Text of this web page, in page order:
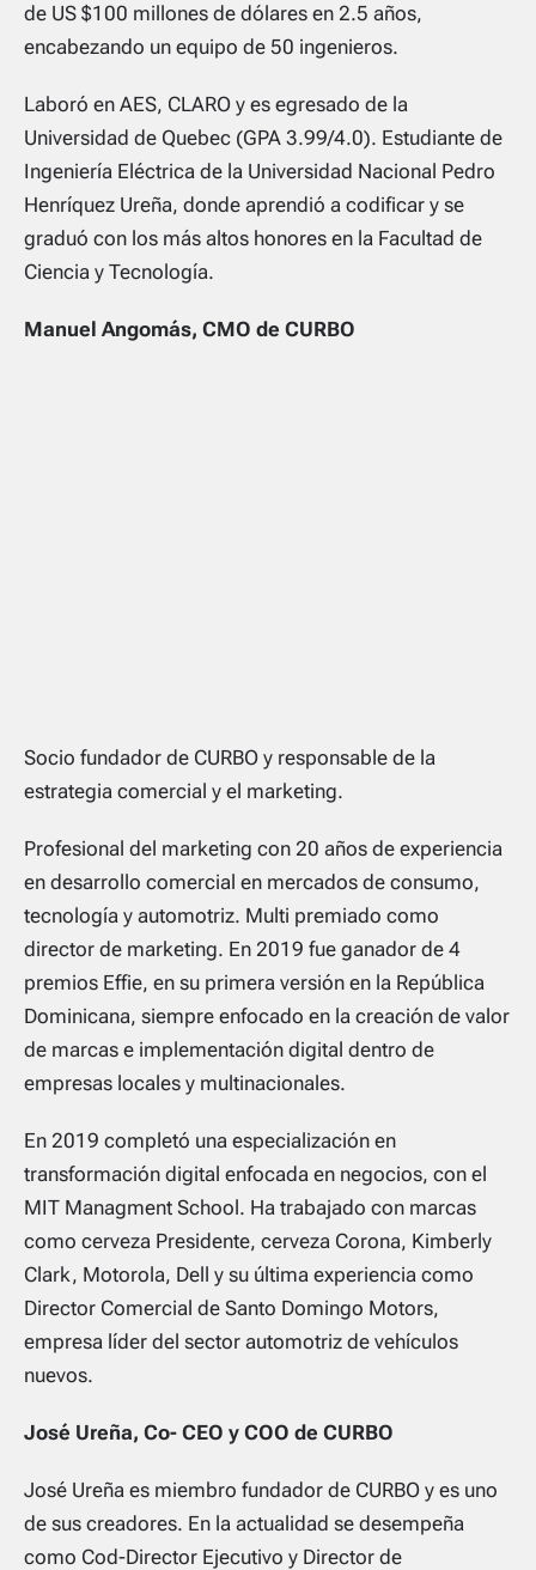
de US $100 millones de dólares en 2.5 años,
encabezando un equipo de 50 ingenieros.
Laboró en AES, CLARO y es egresado de la
Universidad de Quebec (GPA 3.99/4.0). Estudiante de
Ingeniería Eléctrica de la Universidad Nacional Pedro
Henríquez Ureña, donde aprendió a codificar y se
graduó con los más altos honores en la Facultad de
Ciencia y Tecnología.
Manuel Angomás, CMO de CURBO
Socio fundador de CURBO y responsable de la
estrategia comercial y el marketing.
Profesional del marketing con 20 años de experiencia
en desarrollo comercial en mercados de consumo,
tecnología y automotriz. Multi premiado como
director de marketing. En 2019 fue ganador de 4
premios Effie, en su primera versión en la República
Dominicana, siempre enfocado en la creación de valor
de marcas e implementación digital dentro de
empresas locales y multinacionales.
En 2019 completó una especialización en
transformación digital enfocada en negocios, con el
MIT Managment School. Ha trabajado con marcas
como cerveza Presidente, cerveza Corona, Kimberly
Clark, Motorola, Dell y su última experiencia como
Director Comercial de Santo Domingo Motors,
empresa líder del sector automotriz de vehículos
nuevos.
José Ureña, Co- CEO y COO de CURBO
José Ureña es miembro fundador de CURBO y es uno
de sus creadores. En la actualidad se desempeña
como Cod-Director Ejecutivo y Director de